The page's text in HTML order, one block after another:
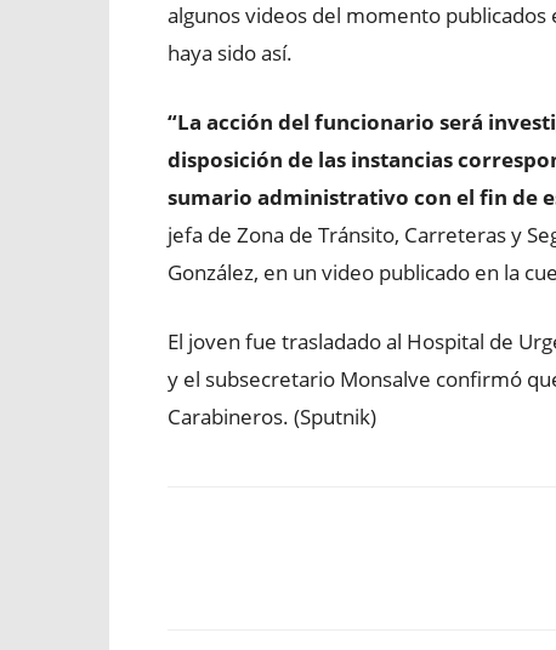
algunos videos del momento
haya sido así.
“La acción del funcionario será
disposición de las instancias
sumario administrativo con el fin de
jefa de Zona de Tránsito, Carreteras y
González, en un video publicado en la
El joven fue trasladado al Hospital de
y el subsecretario Monsalve confirmó
Carabineros. (Sputnik)